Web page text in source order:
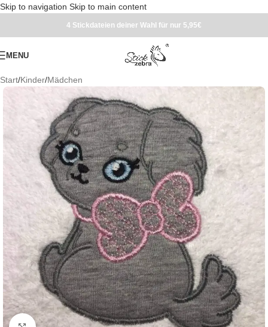
Skip to navigation Skip to main content
4 Stickdateien deiner Wahl für nur 5,95€
MENU
Start/Kinder/Mädchen